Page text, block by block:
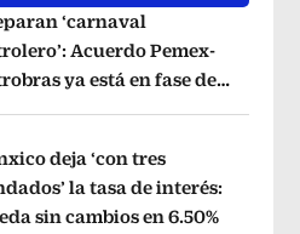
‘carnaval
Acuerdo Pemex-
ya está en fase de
anuncia cancillerOpens
deja ‘con tres
la tasa de interés:
sin cambios en 6.50%Opens